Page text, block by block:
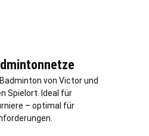
von Victor und
Spielort. Ideal für
– optimal für